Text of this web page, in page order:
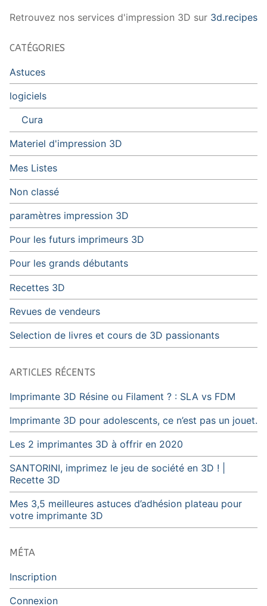
Retrouvez nos services d'impression 3D sur 3d.recipes
CATÉGORIES
Astuces
logiciels
Cura
Materiel d'impression 3D
Mes Listes
Non classé
paramètres impression 3D
Pour les futurs imprimeurs 3D
Pour les grands débutants
Recettes 3D
Revues de vendeurs
Selection de livres et cours de 3D passionants
ARTICLES RÉCENTS
Imprimante 3D Résine ou Filament ? : SLA vs FDM
Imprimante 3D pour adolescents, ce n’est pas un jouet.
Les 2 imprimantes 3D à offrir en 2020
SANTORINI, imprimez le jeu de société en 3D ! |
Recette 3D
Mes 3,5 meilleures astuces d’adhésion plateau pour
votre imprimante 3D
MÉTA
Inscription
Connexion